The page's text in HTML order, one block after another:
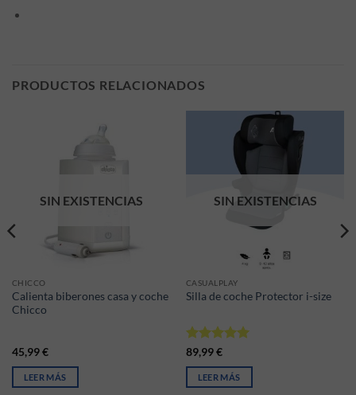
PRODUCTOS RELACIONADOS
SIN EXISTENCIAS
CHICCO
Calienta biberones casa y coche
Chicco
45,99€
LEER MÁS
SIN EXISTENCIAS
CASUALPLAY
Silla de coche Protector i-size
Valorado
con5de 5
89,99€
LEER MÁS